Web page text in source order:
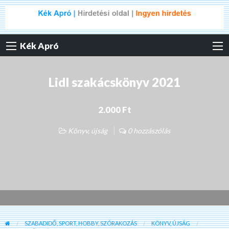
Kék Apró
Lidl szakácskönyv 2021
2.000 Ft
Könyv, újság 0 hozzászólás
SZABADIDŐ, SPORT, HOBBY, SZÓRAKOZÁS
KÖNYV, ÚJSÁG